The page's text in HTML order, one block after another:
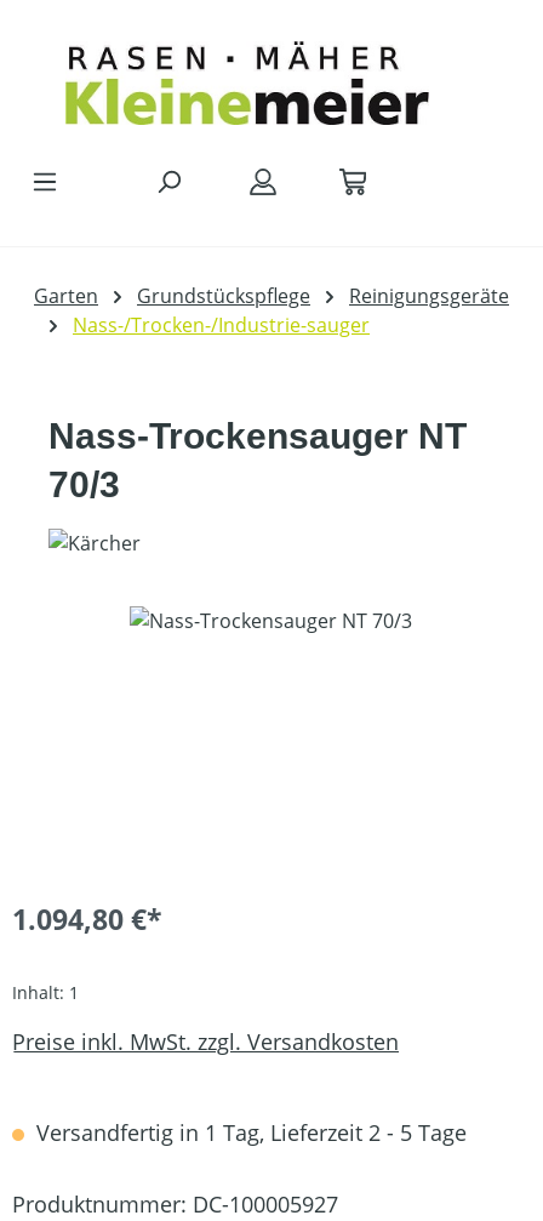
Garten Grundstückspflege
Reinigungsgeräte
Nass-/Trocken-/Industrie-sauger
Nass-Trockensauger NT
70/3
Bildergalerie überspringen
1.094,80 €*
Inhalt: 1
Preise inkl. MwSt. zzgl. Versandkosten
Versandfertig in 1 Tag, Lieferzeit 2 - 5 Tage
Produktnummer: DC-100005927